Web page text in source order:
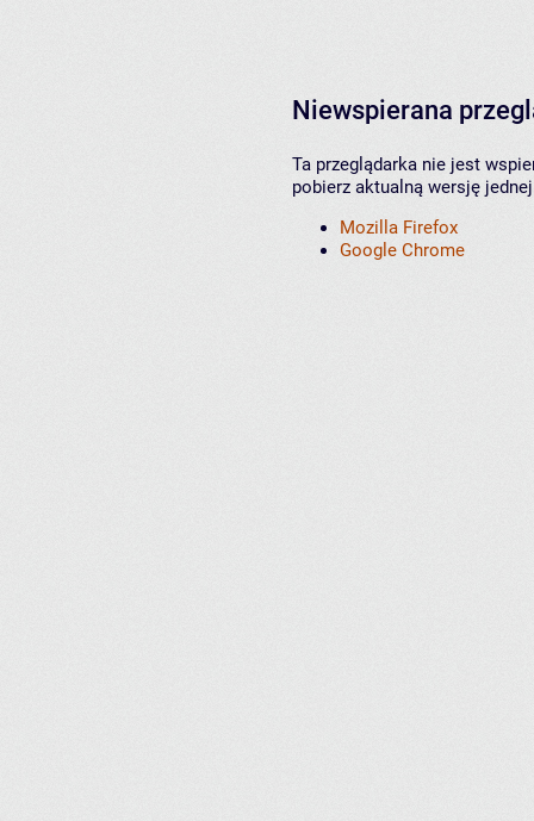
Niewspierana
Ta przeglądarka nie jest
pobierz aktualną wersję
Mozilla Firefox
Google Chrome